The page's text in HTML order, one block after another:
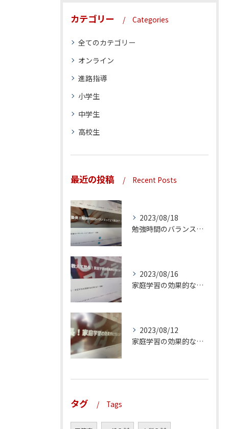
カテゴリー Categories
全てのカテゴリー
オンライン
進路指導
小学生
中学生
高校生
最近の投稿 Recent Posts
2023/08/18
勉強時間のバランスってどう取るの？（前編）
2023/08/16
家庭学習の効果的な方法とは？（後編）
2023/08/12
家庭学習の効果的な方法とは？（前編）
タグ Tags